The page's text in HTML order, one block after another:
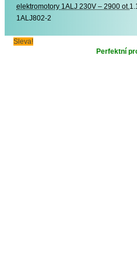
elektromotory 1ALJ 230V – 2900 ot.
1ALJ802-2
Sleva!
Perfektní